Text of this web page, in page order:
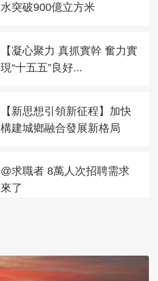
水突破900億立方米
【凝心聚力 真抓實幹 奮力實
現“十五五”良好...
【新思想引領新征程】加快
構建城鄉融合發展新格局
@求職者 8萬人次招聘需求
來了